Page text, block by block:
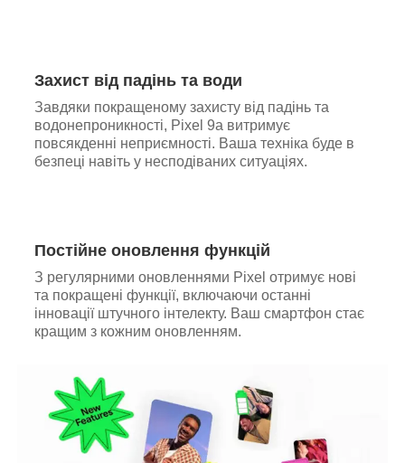
Захист від падінь та води
Завдяки покращеному захисту від падінь та
водонепроникності, Pixel 9a витримує
повсякденні неприємності. Ваша техніка буде в
безпеці навіть у несподіваних ситуаціях.
Постійне оновлення функцій
З регулярними оновленнями Pixel отримує нові
та покращені функції, включаючи останні
інновації штучного інтелекту. Ваш смартфон стає
кращим з кожним оновленням.